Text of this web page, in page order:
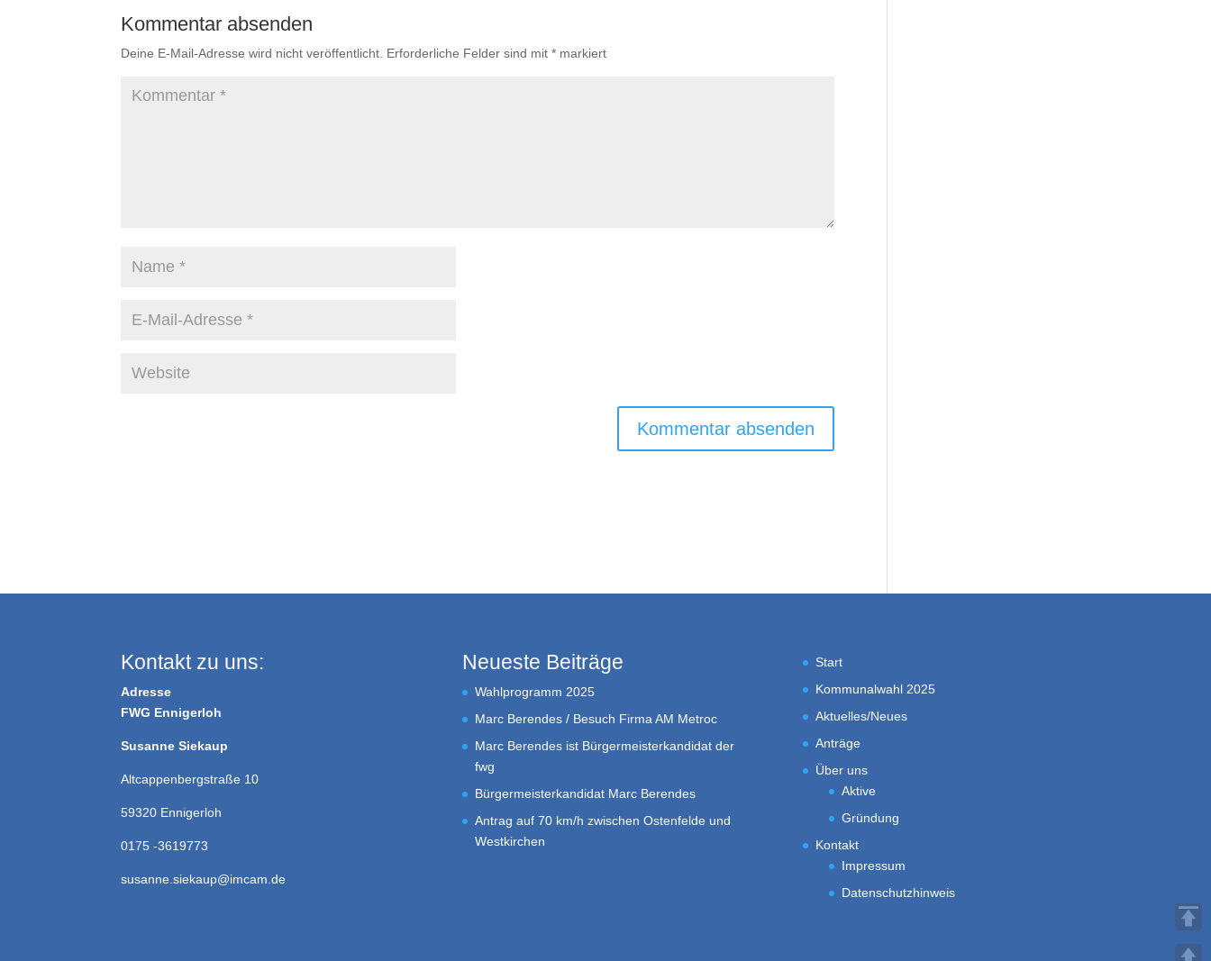
Kommentar absenden
Deine E-Mail-Adresse wird nicht veröffentlicht. Erforderliche Felder sind mit* markiert
Kontakt zu uns:
Adresse
FWG Ennigerloh
Susanne Siekaup
Altcappenbergstraße 10
59320 Ennigerloh
0175 -3619773
susanne.siekaup@imcam.de
Neueste Beiträge
Wahlprogramm 2025
Marc Berendes / Besuch Firma AM Metroc
Marc Berendes ist Bürgermeisterkandidat der
fwg
Bürgermeisterkandidat Marc Berendes
Antrag auf 70 km/h zwischen Ostenfelde und
Westkirchen
Start
Kommunalwahl 2025
Aktuelles/Neues
Anträge
Über uns
Aktive
Gründung
Kontakt
Impressum
Datenschutzhinweis